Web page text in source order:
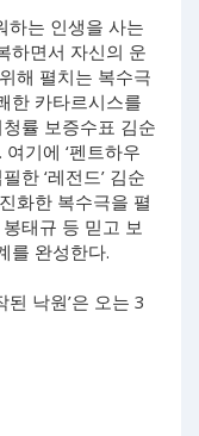
하는 인생을 사는
하면서 자신의 운
해 펼치는 복수극
한 카타르시스를
률 보증수표 김순
기에 ‘펜트하우
한 ‘레전드’ 김순
화한 복수극을 펼
태규 등 믿고 보
를 완성한다.
낙원’은 오는 3